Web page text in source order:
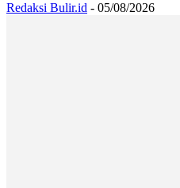
Redaksi Bulir.id - 05/08/2026